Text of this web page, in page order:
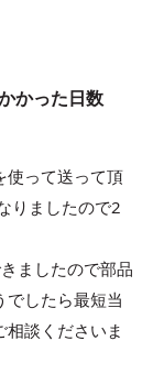
かった日数
使って送って頂
りましたので2
ましたので部品
したら最短当
談くださいま